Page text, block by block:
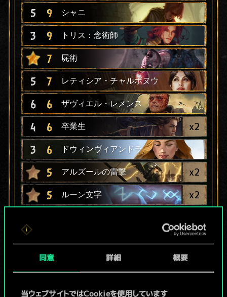
同意 詳細 概要
当ウェブサイトではCookieを使用しています
5 9 シャニ
3 9 トリス：念術師
7 屍術
5 7 レティシア・チャルボヌウ
6 6 ザヴィエル・レメンス
4 6 卒業生 x2
3 6 ドウィンヴィアンドラ
5 アルズールの雷撃 x2
5 ルーン文字 x2
4 5
5 シントラ軍の呪い師